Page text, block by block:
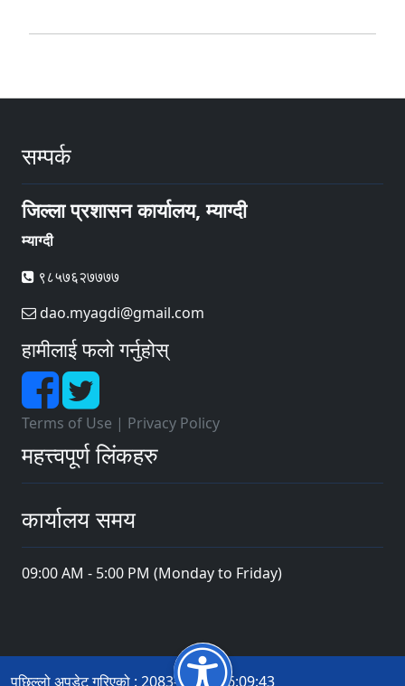
सम्पर्क
जिल्ला प्रशासन कार्यालय, म्याग्दी
म्याग्दी
९८५७६२७७७७
dao.myagdi@gmail.com
हामीलाई फलो गर्नुहोस्
Terms of Use | Privacy Policy
महत्त्वपूर्ण लिंकहरु
कार्यालय समय
09:00 AM - 5:00 PM (Monday to Friday)
पछिल्लो अपडेट गरिएको : 2083-04-21 16:09:43